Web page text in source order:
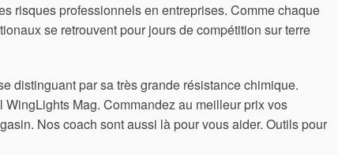
risques professionnels en entreprises. Comme chaque
se retrouvent pour jours de compétition sur terre
distinguant par sa très grande résistance chimique.
Mag. Commandez au meilleur prix vos
Nos coach sont aussi là pour vous aider. Outils pour